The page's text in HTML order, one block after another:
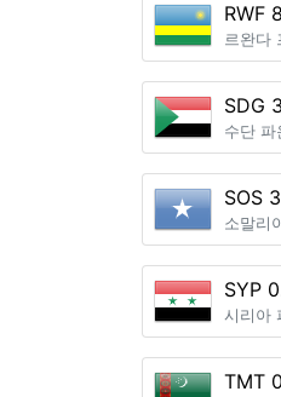
RWF
르완다
SDG
수단 파
SOS
소말리
SYP
시리아
TMT